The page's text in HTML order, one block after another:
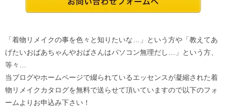
「着物リメイクの事を色々と知りたいな…」という方や「教えてあ
げたいおばあちゃんやおばさんはパソコン無理だし…」という方、
等々…
当ブログやホームページで綴られているエッセンスが凝縮された着
物リメイクカタログを無料で送らせて頂いていますので以下のフォ
ームよりお申込み下さい！